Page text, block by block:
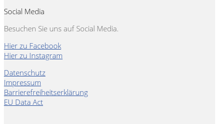
Social Media
Besuchen Sie uns auf Social Media.
Hier zu Facebook
Hier zu Instagram
Datenschutz
Impressum
Barrierefreiheitserklärung
EU Data Act